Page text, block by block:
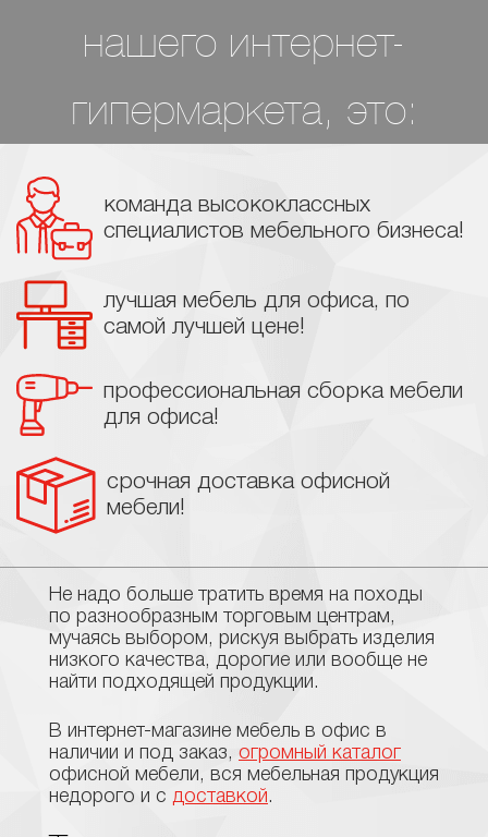
нашего интернет-
гипермаркета, это:
команда высококлассных
специалистов мебельного бизнеса!
лучшая мебель для офиса, по
самой лучшей цене!
профессиональная сборка мебели
для офиса!
срочная доставка офисной
мебели!
Не надо больше тратить время на походы
по разнообразным торговым центрам,
мучаясь выбором, рискуя выбрать изделия
низкого качества, дорогие или вообще не
найти подходящей продукции.
В интернет-магазине мебель в офис в
наличии и под заказ, огромный каталог
офисной мебели, вся мебельная продукция
недорого и с доставкой.